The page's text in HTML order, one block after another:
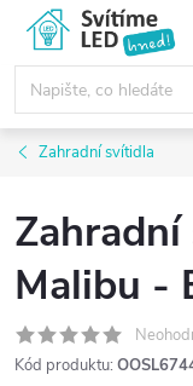
obsah
Zahradní svítidla
Malibu -
Kód produktu: